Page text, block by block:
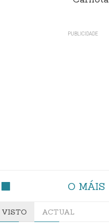
O MÁIS
VISTO ACTUAL